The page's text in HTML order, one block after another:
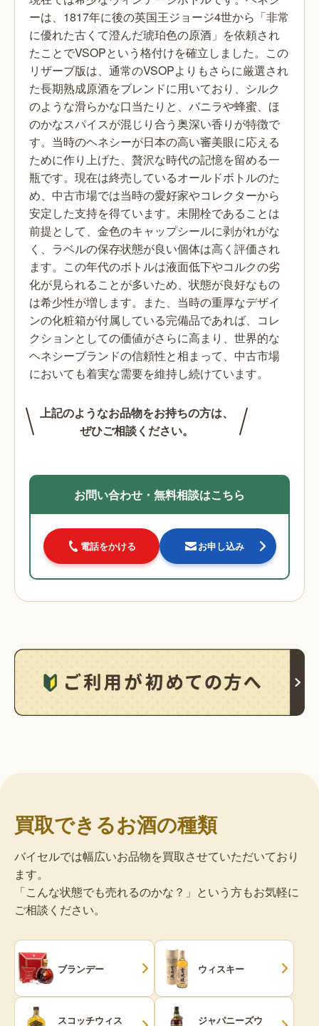
ーは、1817年に後の英国王ジョージ4世から「非常
に優れた古くて澄んだ琥珀色の原酒」を依頼され
たことでVSOPという格付けを確立しました。この
リザーブ版は、通常のVSOPよりもさらに厳選され
た長期熟成原酒をブレンドに用いており、シルク
のような滑らかな口当たりと、バニラや蜂蜜、ほ
のかなスパイスが混じり合う奥深い香りが特徴で
す。当時のヘネシーが日本の高い審美眼に応える
ために作り上げた、贅沢な時代の記憶を留める一
瓶です。現在は終売しているオールドボトルのた
め、中古市場では当時の愛好家やコレクターから
安定した支持を得ています。未開栓であることは
前提として、金色のキャップシールに剥がれがな
く、ラベルの保存状態が良い個体は高く評価され
ます。この年代のボトルは液面低下やコルクの劣
化が見られることが多いため、状態が良好なもの
は希少性が増します。また、当時の重厚なデザイ
ンの化粧箱が付属している完備品であれば、コレ
クションとしての価値がさらに高まり、世界的な
ヘネシーブランドの信頼性と相まって、中古市場
においても着実な需要を維持し続けています。
上記のようなお品物をお持ちの方は、
ぜひご相談ください。
お問い合わせ・無料相談はこちら
電話をかける お申し込み
買取できるお酒の種類
バイセルでは幅広いお品物を買取させていただいており
ます。
「こんな状態でも売れるのかな？」という方もお気軽に
ご相談ください。
ブランデー ウィスキー
スコッチウィス ジャパニーズウ